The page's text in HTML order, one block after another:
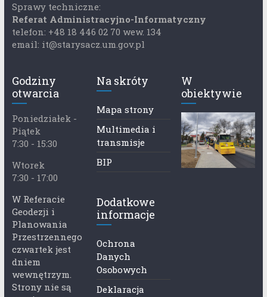
Sprawy techniczne:
Referat Administracyjno-Informatyczny
telefon: +48 18 446 02 70 wew. 134
email: it@starysacz.um.gov.pl
Godziny
otwarcia
Poniedziałek -
Piątek
7:30 - 15:30
Wtorek
7:30 - 17:00
W Referacie
Geodezji i
Planowania
Przestrzennego
czwartek jest
dniem
wewnętrzym.
Strony nie są
Na skróty
Mapa strony
Multimedia i
transmisje
BIP
Dodatkowe
informacje
Ochrona
Danych
Osobowych
Deklaracja
W
obiektywie